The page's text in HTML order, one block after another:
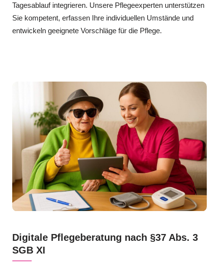
Tagesablauf integrieren. Unsere Pflegeexperten unterstützen
Sie kompetent, erfassen Ihre individuellen Umstände und
entwickeln geeignete Vorschläge für die Pflege.
Digitale Pflegeberatung nach §37 Abs. 3
SGB XI